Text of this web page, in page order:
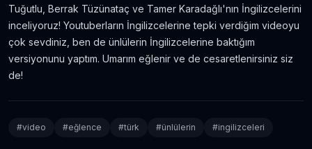
Tuğutlu, Berrak Tüzünataç ve Tamer Karadağlı'nın İngilizcelerini
inceliyoruz! Youtuberların İngilizcelerine tepki verdiğim videoyu
çok sevdiniz, ben de ünlülerin İngilizcelerine baktığım
versiyonunu yaptım. Umarım eğlenir ve de cesaretlenirsiniz siz
de!
#video #eğlence #türk #ünlülerin #ingilizceleri